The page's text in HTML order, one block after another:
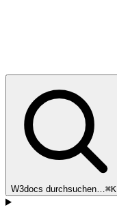
W3docs durchsuchen…⌘K